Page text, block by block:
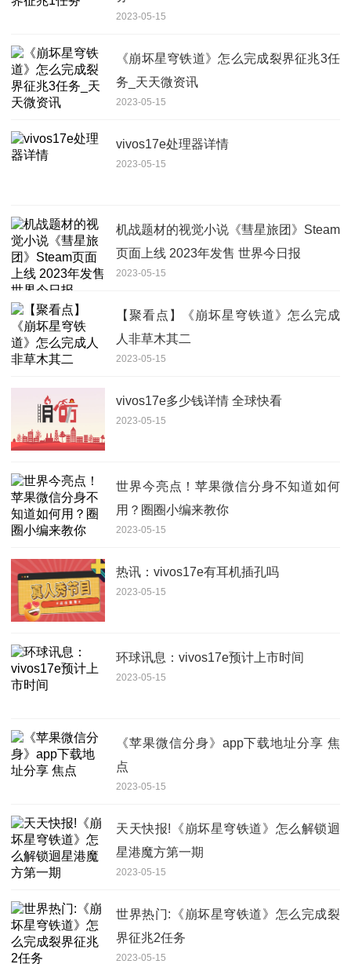
2023-05-15
《崩坏星穹铁道》怎么完成裂界征兆3任
务_天天微资讯
2023-05-15
vivos17e处理器详情
2023-05-15
机战题材的视觉小说《彗星旅团》Steam
页面上线 2023年发售 世界今日报
2023-05-15
【聚看点】《崩坏星穹铁道》怎么完成
人非草木其二
2023-05-15
vivos17e多少钱详情 全球快看
2023-05-15
世界今亮点！苹果微信分身不知道如何
用？圈圈小编来教你
2023-05-15
热讯：vivos17e有耳机插孔吗
2023-05-15
环球讯息：vivos17e预计上市时间
2023-05-15
《苹果微信分身》app下载地址分享 焦
点
2023-05-15
天天快报!《崩坏星穹铁道》怎么解锁迴
星港魔方第一期
2023-05-15
世界热门:《崩坏星穹铁道》怎么完成裂
界征兆2任务
2023-05-15